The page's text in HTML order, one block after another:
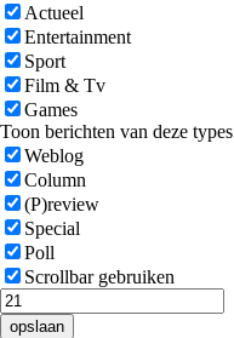
Actueel
Entertainment
Sport
Film & Tv
Games
Toon berichten van deze types
Weblog
Column
(P)review
Special
Poll
Scrollbar gebruiken
opslaan